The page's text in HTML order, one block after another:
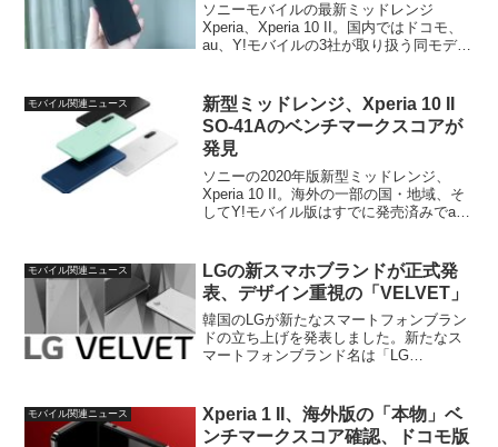
ソニーモバイルの最新ミッドレンジ
Xperia、Xperia 10 II。国内ではドコモ、
au、Y!モバイルの3社が取り扱う同モデル
れました。Xperia 10 I...
モバイル関連ニュース
新型ミッドレンジ、Xperia 10 II
SO-41Aのベンチマークスコアが
発見
ソニーの2020年版新型ミッドレンジ、
Xperia 10 II。海外の一部の国・地域、そ
してY!モバイル版はすでに発売済みでau
が「6月以降」でまだ具体的なリリース日
は...
モバイル関連ニュース
LGの新スマホブランドが正式発
表、デザイン重視の「VELVET」
韓国のLGが新たなスマートフォンブラン
ドの立ち上げを発表しました。新たなス
マートフォンブランド名は「LG
中で、他とは一線を画す特徴のあるデザ
イン、というのが一つの...
モバイル関連ニュース
Xperia 1 II、海外版の「本物」ベ
ンチマークスコア確認、ドコモ版